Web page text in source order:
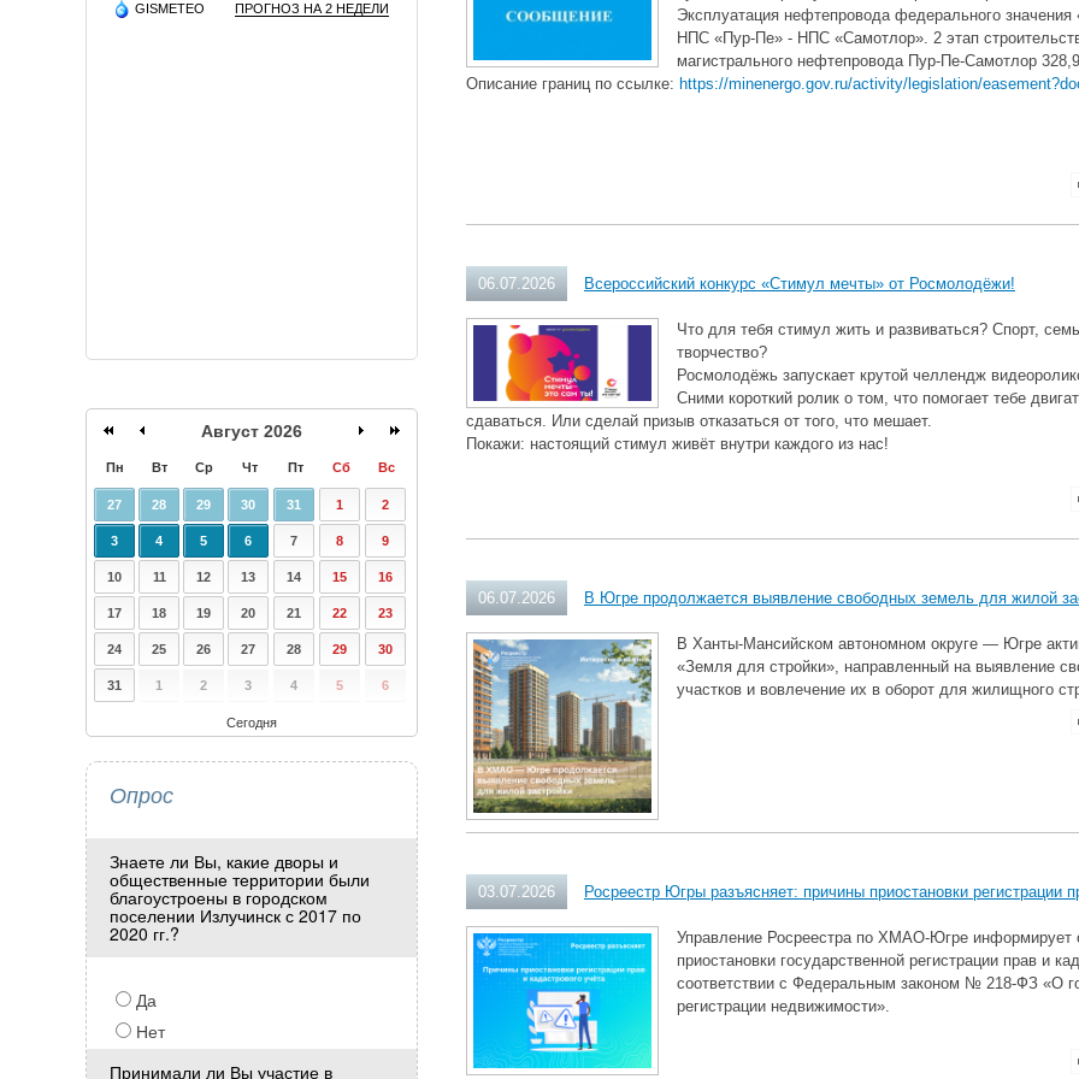
Эксплуатация нефтепровода федерального значения
НПС «Пур-Пе» - НПС «Самотлор». 2 этап
магистрального нефтепровода Пур-Пе-Самотлор
Описание границ по ссылке: https://minenergo.gov.ru/activity/legislation/
06.07.2026 Всероссийский конкурс «Стимул мечты» от Росмолодёжи!
Что для тебя стимул жить и развиваться? Спорт,
творчество?
Росмолодёжь запускает крутой челлендж
Сними короткий ролик о том, что помогает тебе
сдаваться. Или сделай призыв отказаться от того, что мешает.
Покажи: настоящий стимул живёт внутри каждого из нас!
06.07.2026 В Югре продолжается выявление свободных земель для жилой
В Ханты-Мансийском автономном округе — Югре
«Земля для стройки», направленный на выявление
участков и вовлечение их в оборот для жилищного
03.07.2026 Росреестр Югры разъясняет: причины приостановки регистрации
Управление Росреестра по ХМАО-Югре информирует
приостановки государственной регистрации прав и
соответствии с Федеральным законом № 218-ФЗ «О
регистрации недвижимости».
GISMETEO ПРОГНОЗ НА 2 НЕДЕЛИ
Август 2026
Пн Вт Ср Чт Пт Сб Вс
27 28 29 30 31 1 2
3 4 5 6 7 8 9
10 11 12 13 14 15 16
17 18 19 20 21 22 23
24 25 26 27 28 29 30
31 1 2 3 4 5 6
Сегодня
Опрос
Знаете ли Вы, какие дворы и
общественные территории были
благоустроены в городском
поселении Излучинск с 2017 по
2020 гг.?
Да
Нет
Принимали ли Вы участие в